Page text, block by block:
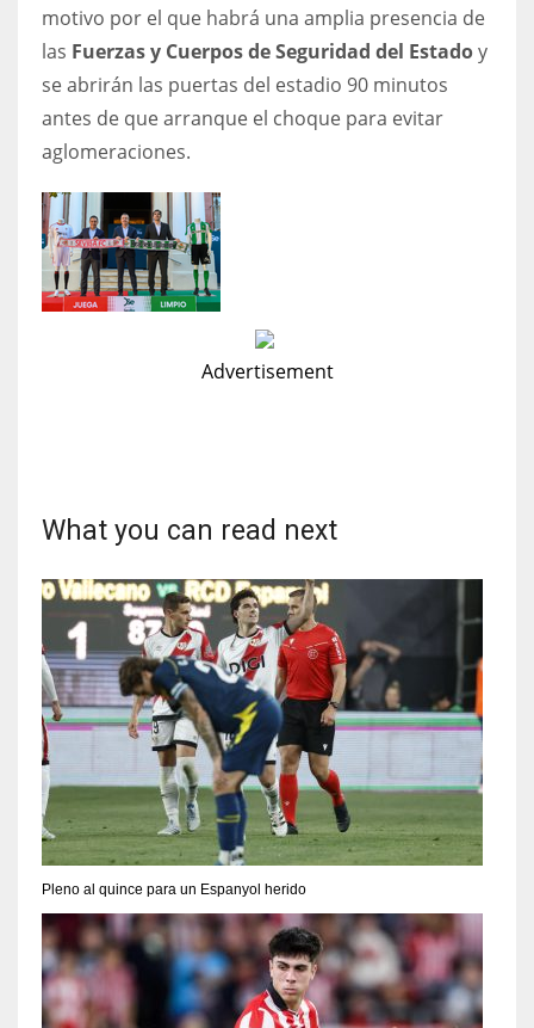
DAL
22
motivo por el que habrá una amplia presencia de
las Fuerzas y Cuerpos de Seguridad del Estadoy
se abrirán las puertas del estadio 90 minutos
antes de que arranque el choque para evitar
aglomeraciones.
Advertisement
What you can read next
Pleno al quince para un Espanyol herido